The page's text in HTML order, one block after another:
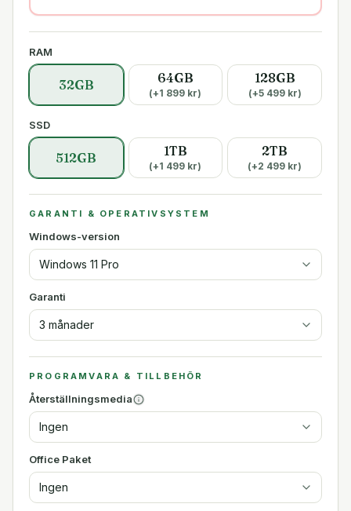
RAM
32GB 64GB
(+1 899 kr)
128GB
(+5 499kr)
SSD
512GB 1TB
(+1 499 kr)
2TB
(+2 499 kr)
GARANTI & OPERATIVSYSTEM
Windows-version
Windows 11 Pro
Garanti
3 månader
PROGRAMVARA & TILLBEHÖR
Återställningsmedia
Ingen
Office Paket
Ingen